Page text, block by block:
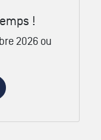
!
2026 ou